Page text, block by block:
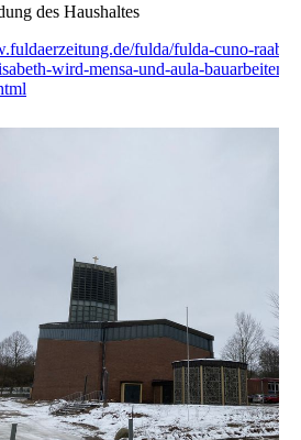
des Haushaltes
fulda/fulda-cuno-raabe-
wird-mensa-und-aula-bauarbeiten-